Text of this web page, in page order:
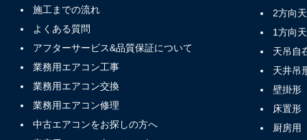
施工までの流れ
よくある質問
アフターサービス&品質保証について
業務用エアコン工事
業務用エアコン交換
業務用エアコン修理
中古エアコンをお探しの方へ
2方向
1方向
天吊自
天井吊
壁掛形
床置形
厨房用